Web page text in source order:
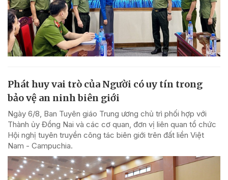
Phát huy vai trò của Người có uy tín trong
bảo vệ an ninh biên giới
Ngày 6/8, Ban Tuyên giáo Trung ương chủ trì phối hợp với
Thành ủy Đồng Nai và các cơ quan, đơn vị liên quan tổ chức
Hội nghị tuyên truyền công tác biên giới trên đất liền Việt
Nam - Campuchia.